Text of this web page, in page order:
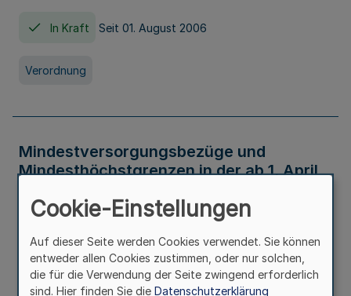
In Kraft Seit 01. August 2006
Verordnung
Mindestversorgungsbezüge und
Mindesthöchstgrenzen in der ab 1. April
Verwaltungsvorschrift
Cookie-Einstellungen
Auf dieser Seite werden Cookies verwendet. Sie können
entweder allen Cookies zustimmen, oder nur solchen,
die für die Verwendung der Seite zwingend erforderlich
sind. Hier finden Sie die Datenschutzerklärung